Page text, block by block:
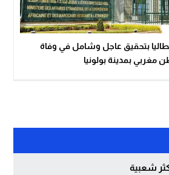
بتحقيق عاجل وشامل في وفاة
مغربي بمدينة بولونيا
شعبية